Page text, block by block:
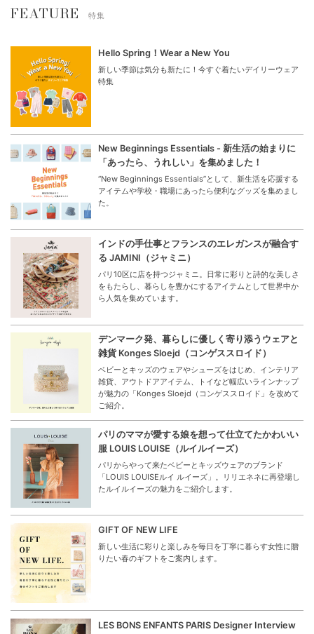
FEATURE 特集
Hello Spring！Wear a New You
新しい季節は気分も新たに！今すぐ着たいデイリーウェア
特集
New Beginnings Essentials - 新生活の始まりに
「あったら、うれしい」を集めました！
“New Beginnings Essentials”として、新生活を応援する
アイテムや学校・職場にあったら便利なグッズを集めまし
た。
インドの手仕事とフランスのエレガンスが融合す
る JAMINI（ジャミニ）
パリ10区に店を持つジャミニ。日常に彩りと詩的な美しさ
をもたらし、暮らしを豊かにするアイテムとして世界中か
ら人気を集めています。
デンマーク発、暮らしに優しく寄り添うウェアと
雑貨 Konges Sloejd（コンゲススロイド）
ベビーとキッズのウェアやシューズをはじめ、インテリア
雑貨、アウトドアアイテム、トイなど幅広いラインナップ
が魅力の「Konges Sloejd（コンゲススロイド」を改めて
ご紹介。
パリのママが愛する娘を想って仕立てたかわいい
服 LOUIS LOUISE（ルイルイーズ）
パリからやって来たベビーとキッズウェアのブランド
「LOUIS LOUISEルイ ルイーズ」。リリエネネに再登場し
たルイルイーズの魅力をご紹介します。
GIFT OF NEW LIFE
新しい生活に彩りと楽しみを毎日を丁寧に暮らす女性に贈
りたい春のギフトをご案内します。
LES BONS ENFANTS PARIS Designer Interview